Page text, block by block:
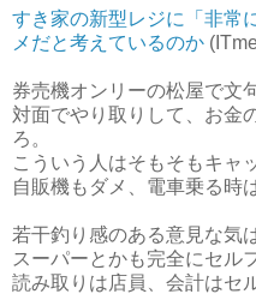
すき家の新型レジに「非
メだと考えているのか
券売機オンリーの松屋で文
対面でやり取りして、お金
ろ。
こういう人はそもそもキャ
自販機もダメ、電車乗る時
若干釣り感のある意見な気
スーパーとかも完全にセル
読み取りは店員、会計はセ